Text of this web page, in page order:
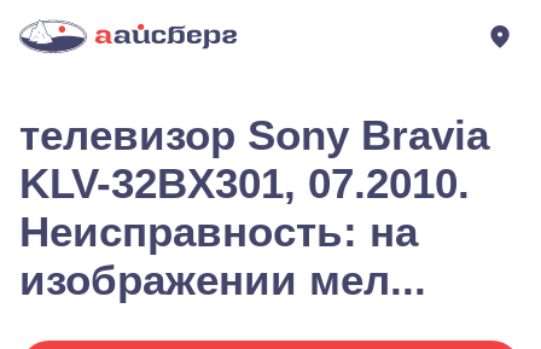
телевизор Sony Bravia
KLV-32BX301, 07.2010.
Неисправность: на
изображении мел...